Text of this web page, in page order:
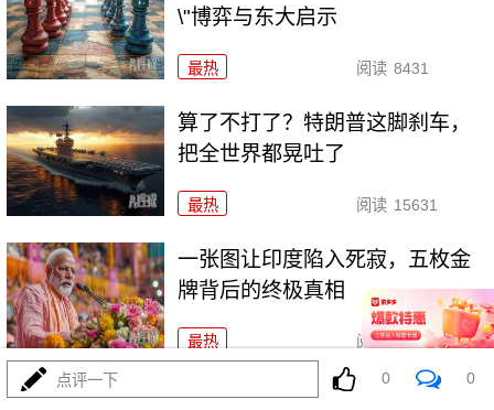
\"博弈与东大启示
最热 阅读 8431
算了不打了？特朗普这脚刹车，
把全世界都晃吐了
最热 阅读 15631
一张图让印度陷入死寂，五枚金
牌背后的终极真相
最热 阅读 10882
美国踏进3个大坑把自己埋了！恐
点评一下 0 0